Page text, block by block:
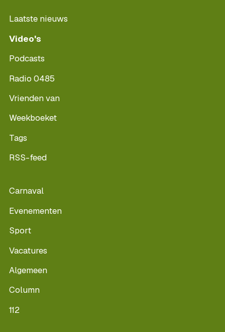
Laatste nieuws
Video's
Podcasts
Radio 0485
Vrienden van
Weekboeket
Tags
RSS-feed
Carnaval
Evenementen
Sport
Vacatures
Algemeen
Column
112